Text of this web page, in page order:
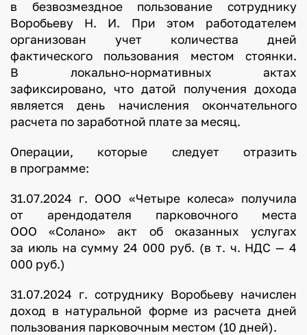
в безвозмездное пользование сотруднику
Воробьеву Н. И. При этом работодателем
организован учет количества дней
фактического пользования местом стоянки.
В локально-нормативных актах
зафиксировано, что датой получения дохода
является день начисления окончательного
расчета по заработной плате за месяц.
Операции, которые следует отразить
в программе:
31.07.2024 г. ООО «Четыре колеса» получила
от арендодателя парковочного места
ООО «Солано» акт об оказанных услугах
за июль на сумму 24 000 руб. (в т. ч. НДС — 4
000 руб.)
31.07.2024 г. сотруднику Воробьеву начислен
доход в натуральной форме из расчета дней
пользования парковочным местом (10 дней).